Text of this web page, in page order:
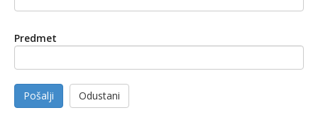
Predmet
Pošalji Odustani